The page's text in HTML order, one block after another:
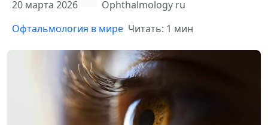
20 марта 2026
Ophthalmology ru
Офтальмология в мире Читать: 1 мин